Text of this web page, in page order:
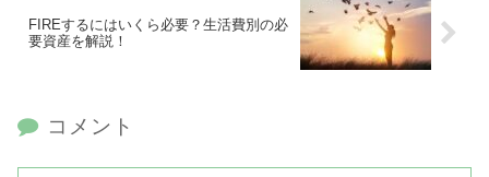
FIREするにはいくら必要？生活費別の必
要資産を解説！
コメント